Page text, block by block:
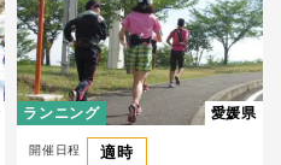
ランニング 愛媛県
開催日程
適時